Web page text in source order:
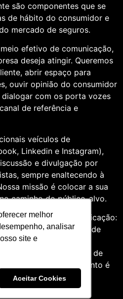
melhor
analisar
site e
Aceitar Cookies
são componentes que se
de hábito do consumidor e
mercado de seguros.
efetivo de comunicação,
deseja atingir. Queremos
abrir espaço para
ouvir opinião do consumidor
com os porta vozes
de referência e
veículos de
Linkedin e Instagram),
e divulgação por
sempre enaltecendo à
missão é colocar a sua
caminho do público-alvo.
na área de comunicação:
Assim, por meio de
do setor de seguros,
trabalho diversificado, de
expertise para o segmento é
contribuir para o